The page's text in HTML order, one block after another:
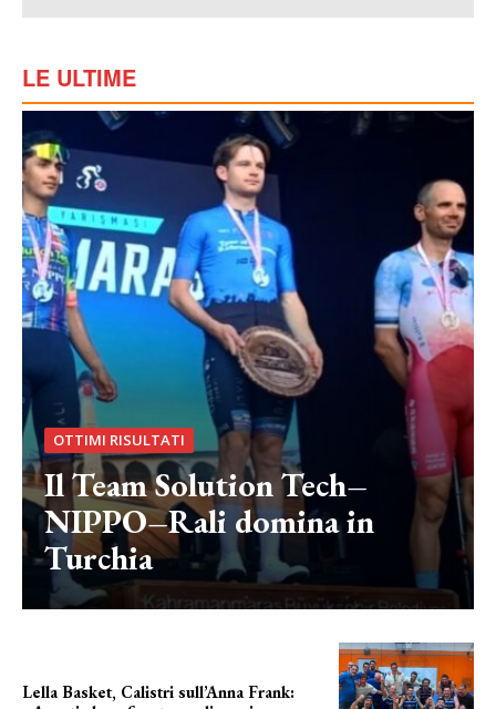
LE ULTIME
OTTIMI RISULTATI
Il Team Solution Tech–
NIPPO–Rali domina in
Turchia
Lella Basket, Calistri sull’Anna Frank: